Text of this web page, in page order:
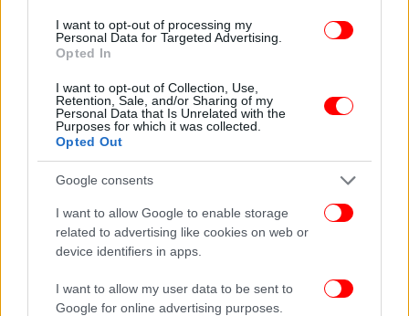
I want to opt-out of processing my
Personal Data for Targeted Advertising.
Opted In
I want to opt-out of Collection, Use,
Retention, Sale, and/or Sharing of my
Personal Data that Is Unrelated with the
Purposes for which it was collected.
Opted Out
Google consents
I want to allow Google to enable storage
related to advertising like cookies on web or
device identifiers in apps.
I want to allow my user data to be sent to
Google for online advertising purposes.
Ακολουθήστε το
Δείτε όλες τις τελευταίεςΕιδήσειςαπό την Ελλάδα και τον Κόσμο,
ΔΙΑΒΑΣΤΕ ΠΕΡΙΣΣΟΤΕΡΑ